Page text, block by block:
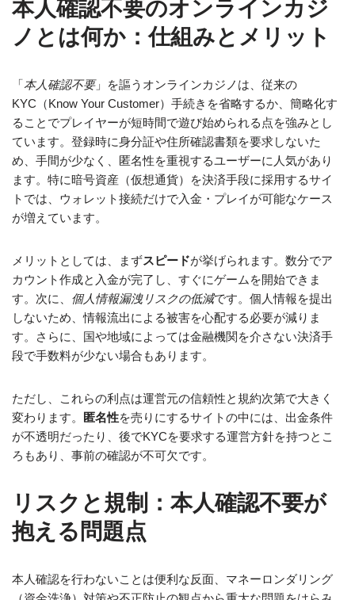
本人確認不要のオンラインカジ
ノとは何か：仕組みとメリット
「本人確認不要」を謳うオンラインカジノは、従来の
KYC（Know Your Customer）手続きを省略するか、簡略化す
ることでプレイヤーが短時間で遊び始められる点を強みとし
ています。登録時に身分証や住所確認書類を要求しないた
め、手間が少なく、匿名性を重視するユーザーに人気があり
ます。特に暗号資産（仮想通貨）を決済手段に採用するサイ
トでは、ウォレット接続だけで入金・プレイが可能なケース
が増えています。
メリットとしては、まずスピードが挙げられます。数分でア
カウント作成と入金が完了し、すぐにゲームを開始できま
す。次に、 個人情報漏洩リスクの低減です。個人情報を提出
しないため、情報流出による被害を心配する必要が減りま
す。さらに、国や地域によっては金融機関を介さない決済手
段で手数料が少ない場合もあります。
ただし、これらの利点は運営元の信頼性と規約次第で大きく
変わります。
匿名性を売りにするサイトの中には、出金条件
が不透明だったり、後でKYCを要求する運営方針を持つとこ
ろもあり、事前の確認が不可欠です。
リスクと規制：本人確認不要が
抱える問題点
本人確認を行わないことは便利な反面、マネーロンダリング